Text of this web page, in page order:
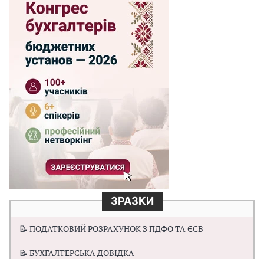
ЗРАЗКИ
📝 ПОДАТКОВИЙ РОЗРАХУНОК З ПДФО ТА ЄСВ
📝 БУХГАЛТЕРСЬКА ДОВІДКА